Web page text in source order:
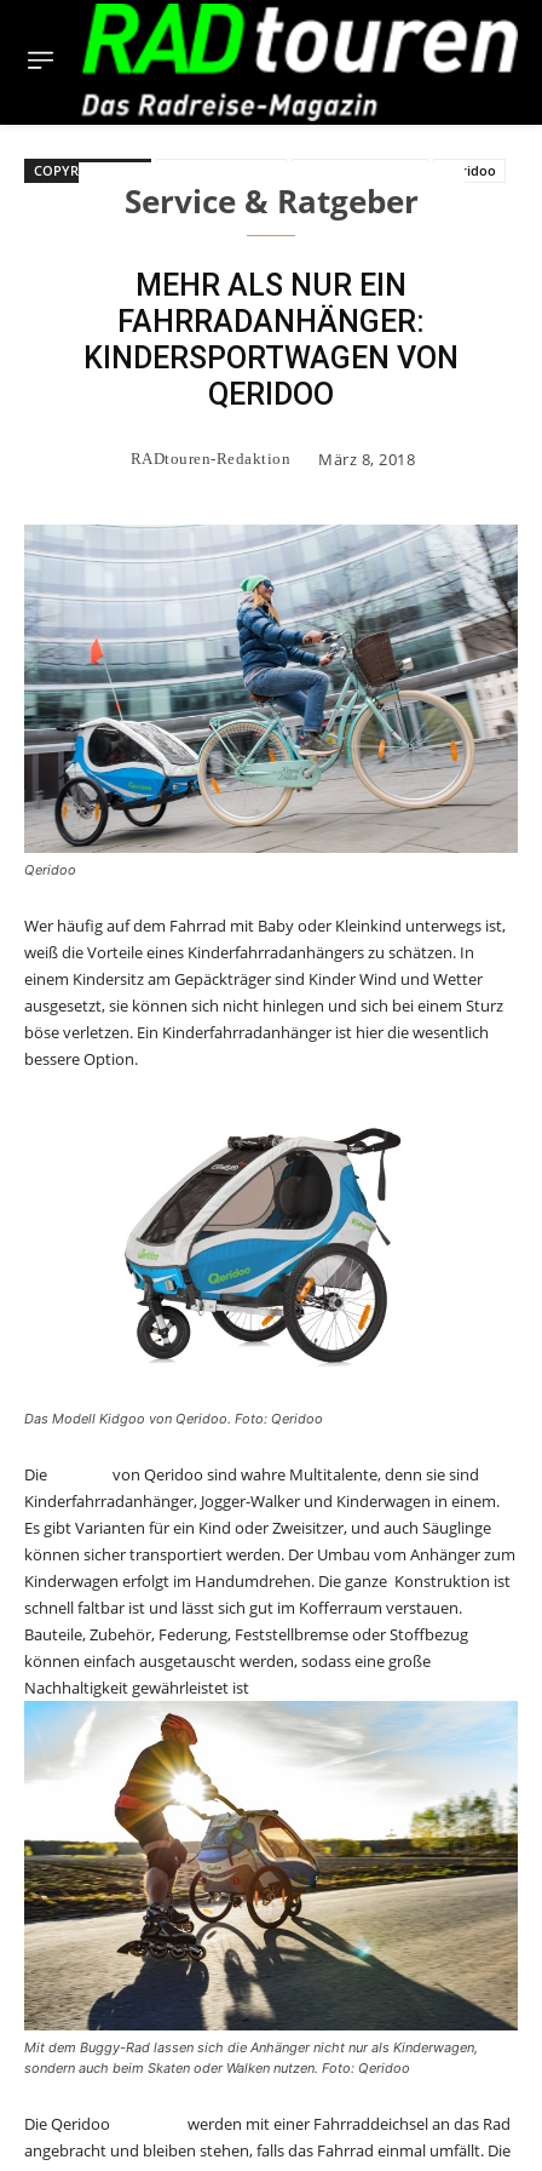
COPYRIGHT BILD Qeridoo
Service & Ratgeber
MEHR ALS NUR EIN
FAHRRADANHÄNGER:
KINDERSPORTWAGEN VON
QERIDOO
RADtouren-Redaktion März 8, 2018
Qeridoo
Wer häufig auf dem Fahrrad mit Baby oder Kleinkind unterwegs ist,
weiß die Vorteile eines Kinderfahrradanhängers zu schätzen. In
einem Kindersitz am Gepäckträger sind Kinder Wind und Wetter
ausgesetzt, sie können sich nicht hinlegen und sich bei einem Sturz
böse verletzen. Ein Kinderfahrradanhänger ist hier die wesentlich
bessere Option.
Das Modell Kidgoo von Qeridoo. Foto: Qeridoo
Die
von Qeridoo sind wahre Multitalente, denn sie sind
Kinderfahrradanhänger, Jogger-Walker und Kinderwagen in einem.
Es gibt Varianten für ein Kind oder Zweisitzer, und auch Säuglinge
können sicher transportiert werden. Der Umbau vom Anhänger zum
Kinderwagen erfolgt im Handumdrehen. Die ganze Konstruktion ist
schnell faltbar ist und lässt sich gut im Kofferraum verstauen.
Bauteile, Zubehör, Federung, Feststellbremse oder Stoffbezug
können einfach ausgetauscht werden, sodass eine große
Nachhaltigkeit gewährleistet ist
Mit dem Buggy-Rad lassen sich die Anhänger nicht nur als Kinderwagen,
sondern auch beim Skaten oder Walken nutzen. Foto: Qeridoo
Die Qeridoo
werden mit einer Fahrraddeichsel an das Rad
angebracht und bleiben stehen, falls das Fahrrad einmal umfällt. Die